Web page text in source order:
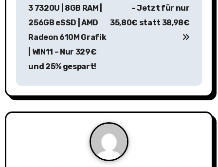
s
n
3 7320U | 8GB RAM |
256GB eSSD | AMD
Radeon 610M Grafik
| WIN11 – Nur 329€
und 25% gespart!
– Jetzt für nur
35,80€ statt 38,98€